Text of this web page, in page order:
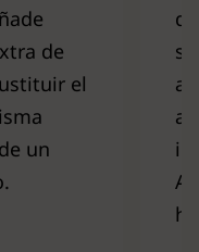
de
el
un